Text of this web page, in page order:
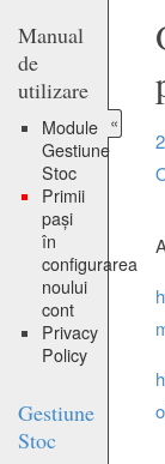
Manual
de
utilizare
Module
Gestiune
Stoc
Primii
pași
în
configurarea
noului
cont
Privacy
Policy
Gestiune
Stoc
«